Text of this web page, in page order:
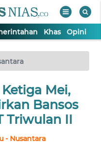
Khas Opini
Mei,
Bansos
Triwulan II
- Nusantara